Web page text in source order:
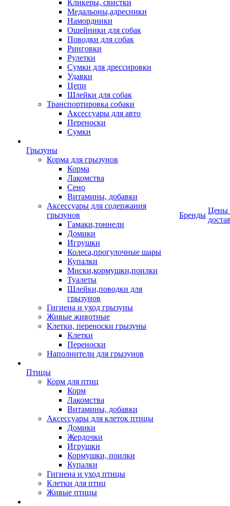
Кликеры, свистки
Медальоны,адресники
Намордники
Ошейники для собак
Поводки для собак
Ринговки
Рулетки
Сумки для дрессировки
Удавки
Цепи
Шлейки для собак
Транспортировка собаки
Аксессуары для авто
Переноски
Сумки
Грызуны
Корма для грызунов
Корма
Лакомства
Сено
Витамины, добавки
Аксессуары для содержания
грызунов
Гамаки,тоннели
Домики
Игрушки
Колеса,прогулочные шары
Купалки
Миски,кормушки,поилки
Туалеты
Шлейки,поводки для
грызунов
Гигиена и уход грызуны
Живые животные
Клетки, переноски грызуны
Клетки
Переноски
Наполнители для грызунов
Птицы
Корм для птиц
Корм
Лакомства
Витамины, добавки
Аксессуары для клеток птицы
Домики
Жердочки
Игрушки
Кормушки, поилки
Купалки
Гигиена и уход птицы
Клетки для птиц
Живые птицы
Бренды
Цены